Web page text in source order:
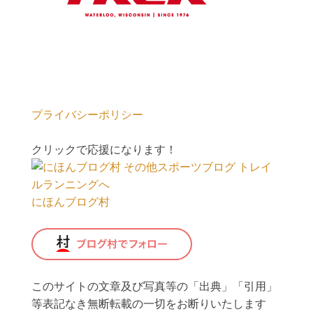
プライバシーポリシー
クリックで応援になります！
にほんブログ村
このサイトの文章及び写真等の「出典」「引用」
等表記なき無断転載の一切をお断りいたします